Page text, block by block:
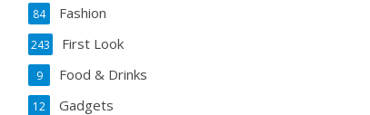
Fashion
84
First Look
243
Food & Drinks
9
Gadgets
12